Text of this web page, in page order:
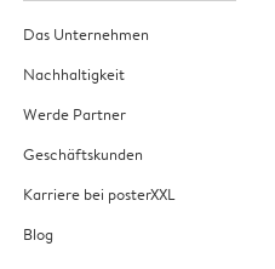
Das Unternehmen
Nachhaltigkeit
Werde Partner
Geschäftskunden
Karriere bei posterXXL
Blog